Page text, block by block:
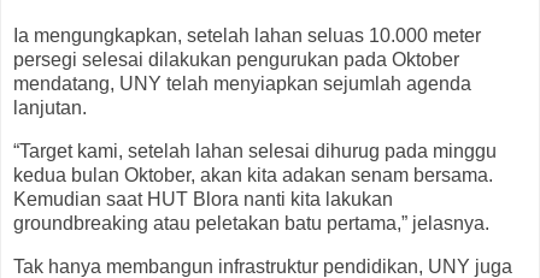
Ia mengungkapkan, setelah lahan seluas 10.000 meter
persegi selesai dilakukan pengurukan pada Oktober
mendatang, UNY telah menyiapkan sejumlah agenda
lanjutan.
“Target kami, setelah lahan selesai dihurug pada minggu
kedua bulan Oktober, akan kita adakan senam bersama.
Kemudian saat HUT Blora nanti kita lakukan
groundbreaking atau peletakan batu pertama,” jelasnya.
Tak hanya membangun infrastruktur pendidikan, UNY juga